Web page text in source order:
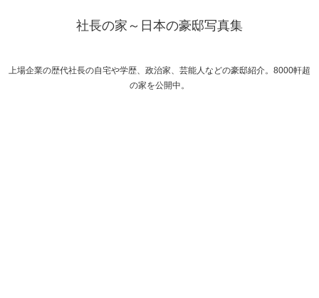
社長の家～日本の豪邸写真集
上場企業の歴代社長の自宅や学歴、政治家、芸能人などの豪邸紹介。8000軒超
の家を公開中。